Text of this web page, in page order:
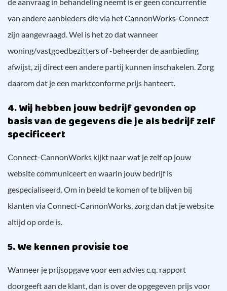
van andere aanbieders die via het CannonWorks-Connect
zijn aangevraagd. Wel is het zo dat wanneer
woning/vastgoedbezitters of -beheerder de aanbieding
afwijst, zij direct een andere partij kunnen inschakelen. Zorg
daarom dat je een marktconforme prijs hanteert.
4. Wij hebben jouw bedrijf gevonden op
basis van de gegevens die je als bedrijf zelf
specificeert
Connect-CannonWorks kijkt naar wat je zelf op jouw
website communiceert en waarin jouw bedrijf is
gespecialiseerd. Om in beeld te komen of te blijven bij
klanten via Connect-CannonWorks, zorg dan dat je website
altijd op orde is.
5. We kennen provisie toe
Wanneer je prijsopgave voor een advies c.q. rapport
doorgeeft aan de klant, dan is over de opgegeven prijs voor